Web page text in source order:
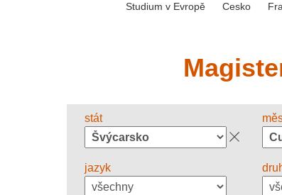
Studium v Evropě Cesko
stát
jazyk